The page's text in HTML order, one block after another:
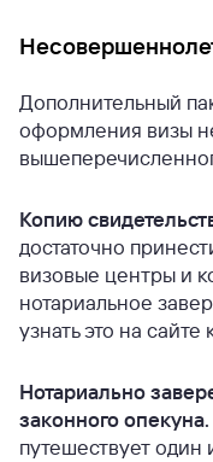
Дополнительный
оформления визы
Копию
достаточно
визовые центры и
нотариальное
узнать это на
Нотариально
законного опекуна.
путешествует один